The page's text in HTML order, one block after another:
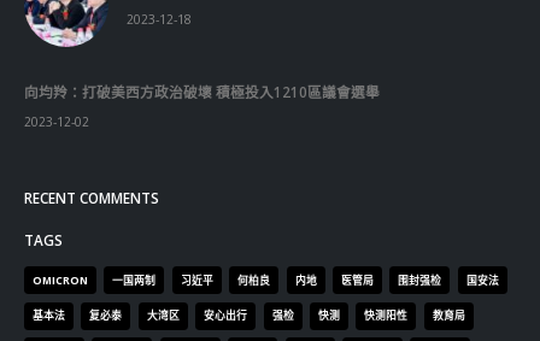
2023-12-18
向均羚：打破美西方政治破壞 積極投入1210區議會選舉
2023-12-02
RECENT COMMENTS
TAGS
OMICRON 一国两制 习近平 何柏良 内地 医管局 围封强检 国安法
基本法 复必泰 大湾区 安心出行 强检 快测 快测阳性 教育局